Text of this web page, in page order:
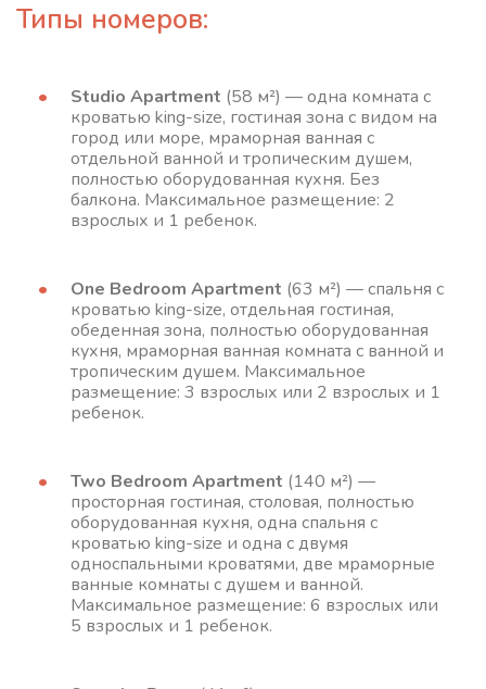
Типы номеров:
Studio Apartment (58 м²) — одна комната с
кроватью king-size, гостиная зона с видом на
город или море, мраморная ванная с
отдельной ванной и тропическим душем,
полностью оборудованная кухня. Без
балкона. Максимальное размещение: 2
взрослых и 1 ребенок.
One Bedroom Apartment (63 м²) — спальня с
кроватью king-size, отдельная гостиная,
обеденная зона, полностью оборудованная
кухня, мраморная ванная комната с ванной и
тропическим душем. Максимальное
размещение: 3 взрослых или 2 взрослых и 1
ребенок.
Two Bedroom Apartment (140 м²) —
просторная гостиная, столовая, полностью
оборудованная кухня, одна спальня с
кроватью king-size и одна с двумя
односпальными кроватями, две мраморные
ванные комнаты с душем и ванной.
Максимальное размещение: 6 взрослых или
5 взрослых и 1 ребенок.